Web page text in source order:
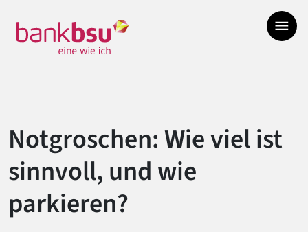
Zur Hauptnavigation springen
Zum Hauptinhalt springen
Zum Footer springen
Notgroschen: Wie viel ist
sinnvoll, und wie
parkieren?